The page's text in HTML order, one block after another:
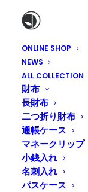
ONLINE SHOP
NEWS
ALL COLLECTION
財布
長財布
二つ折り財布
通帳ケース
マネークリップ
小銭入れ
名刺入れ
パスケース